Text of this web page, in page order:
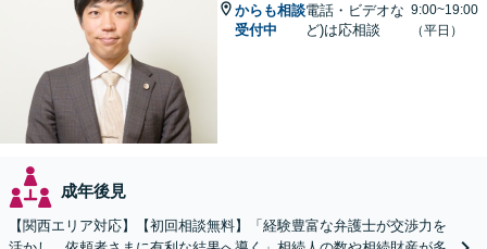
からも相談
受付中
電話・ビデオな
ど)は応相談
9:00~19:00
（平日）
成年後見
【関西エリア対応】【初回相談無料】「経験豊富な弁護士が交渉力を